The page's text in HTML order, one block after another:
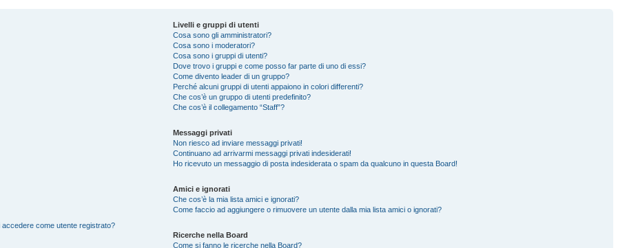
accedere come utente registrato?
Livelli e gruppi di utenti
Cosa sono gli amministratori?
Cosa sono i moderatori?
Cosa sono i gruppi di utenti?
Dove trovo i gruppi e come posso far parte di uno di essi?
Come divento leader di un gruppo?
Perché alcuni gruppi di utenti appaiono in colori differenti?
Che cos’è un gruppo di utenti predefinito?
Che cos’è il collegamento “Staff”?
Messaggi privati
Non riesco ad inviare messaggi privati!
Continuano ad arrivarmi messaggi privati indesiderati!
Ho ricevuto un messaggio di posta indesiderata o spam da qualcuno in questa Board!
Amici e ignorati
Che cos’è la mia lista amici e ignorati?
Come faccio ad aggiungere o rimuovere un utente dalla mia lista amici o ignorati?
Ricerche nella Board
Come si fanno le ricerche nella Board?